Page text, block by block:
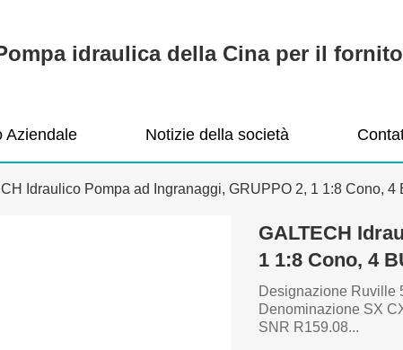
idraulica della Cina per il
Aziendale Notizie della società
Idraulico Pompa ad Ingranaggi, GRUPPO 2, 1 1:8 Cono, 4
GALTECH
1 1:8 Cono, 4
Designazione Ruville
Denominazione SX
SNR R159.08...